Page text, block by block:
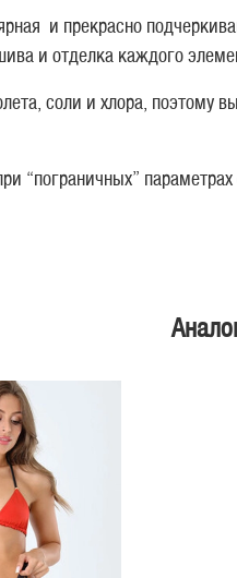
и прекрасно
и отделка каждого
соли и хлора,
“пограничных”